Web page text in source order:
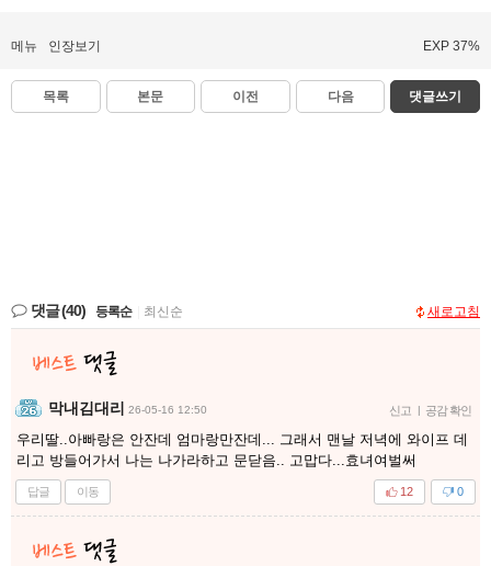
메뉴 인장보기 EXP 37%
목록 본문 이전 다음 댓글쓰기
댓글(40) 등록순 최신순 새로고침
막내김대리 26-05-16 12:50 신고 | 공감 확인
우리딸..아빠랑은 안잔데 엄마랑만잔데... 그래서 맨날 저녁에 와이프 데
리고 방들어가서 나는 나가라하고 문닫음.. 고맙다...효녀여벌써
답글 이동 0
12